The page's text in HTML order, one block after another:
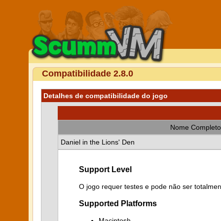
Compatibilidade 2.8.0
Detalhes de compatibilidade do jogo
Nome
Daniel in the Lions' Den
Support Level
O jogo requer testes e pode não ser
Supported Platforms